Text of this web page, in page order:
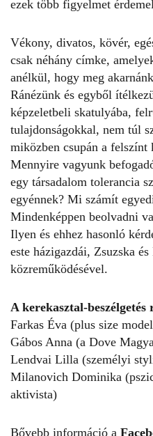
ezek több figyelmet
Vékony, divatos, kövér,
csak néhány címke,
anélkül, hogy meg
Ránézünk és egyből
képzeletbeli skatulyába,
tulajdonságokkal, nem túl
miközben csupán a felszínt
Mennyire vagyunk
egy társadalom tolerancia
egyénnek? Mi számít
Mindenképpen beolvadni
Ilyen és ehhez hasonló
este házigazdái, Zsuzska
közreműködésével.
A kerekasztal-beszélgetés
Farkas Éva (plus size
Gábos Anna (a Dove
Lendvai Lilla (személyi
Milanovich Dominika
aktivista)
Bővebb információ a